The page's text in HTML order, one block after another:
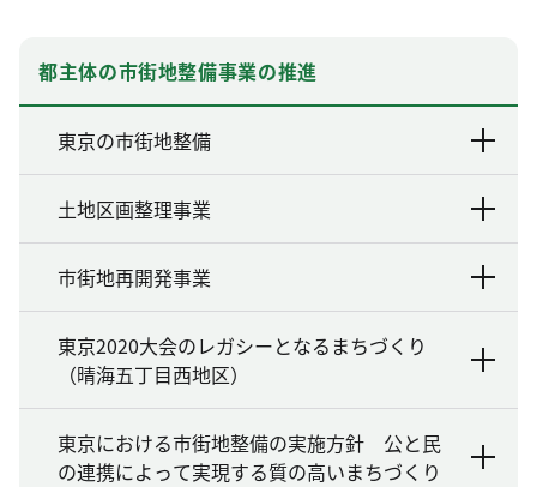
都主体の市街地整備事業の推進
東京の市街地整備
土地区画整理事業
市街地再開発事業
東京2020大会のレガシーとなるまちづくり
（晴海五丁目西地区）
東京における市街地整備の実施方針 公と民
の連携によって実現する質の高いまちづくり